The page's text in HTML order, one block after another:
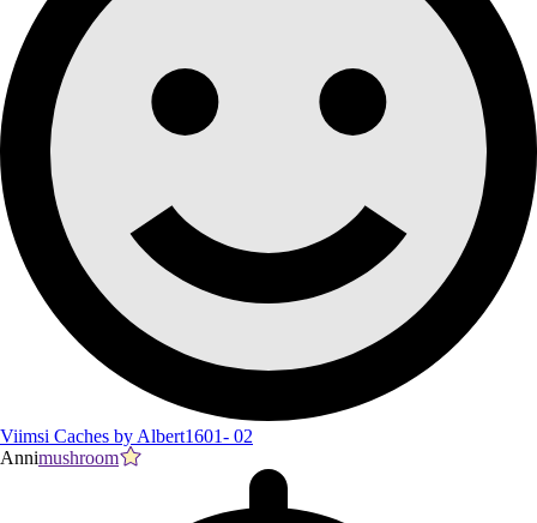
Viimsi Caches by Albert1601- 02
Annimushroom